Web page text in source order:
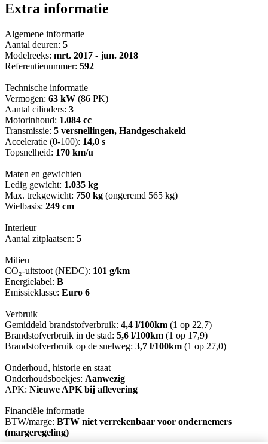
Extra informatie
Algemene informatie
Aantal deuren: 5
Modelreeks: mrt. 2017 - jun. 2018
Referentienummer: 592
Technische informatie
Vermogen: 63 kW (86 PK)
Aantal cilinders: 3
Motorinhoud: 1.084 cc
Transmissie: 5 versnellingen, Handgeschakeld
Acceleratie (0-100): 14,0 s
Topsnelheid: 170 km/u
Maten en gewichten
Ledig gewicht: 1.035 kg
Max. trekgewicht: 750 kg (ongeremd 565 kg)
Wielbasis: 249 cm
Interieur
Aantal zitplaatsen: 5
Milieu
CO₂-uitstoot (NEDC): 101 g/km
Energielabel: B
Emissieklasse: Euro 6
Verbruik
Gemiddeld brandstofverbruik: 4,4 l/100km (1 op 22,7)
Brandstofverbruik in de stad: 5,6 l/100km (1 op 17,9)
Brandstofverbruik op de snelweg: 3,7 l/100km (1 op 27,0)
Onderhoud, historie en staat
Onderhoudsboekjes: Aanwezig
APK: Nieuwe APK bij aflevering
Financiële informatie
BTW/marge: BTW niet verrekenbaar voor ondernemers
(margeregeling)